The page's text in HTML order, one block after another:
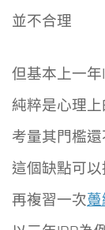
並不合理
但基本上一年
純粹是心理
考量其門檻還
這個缺點可以
再複習一次